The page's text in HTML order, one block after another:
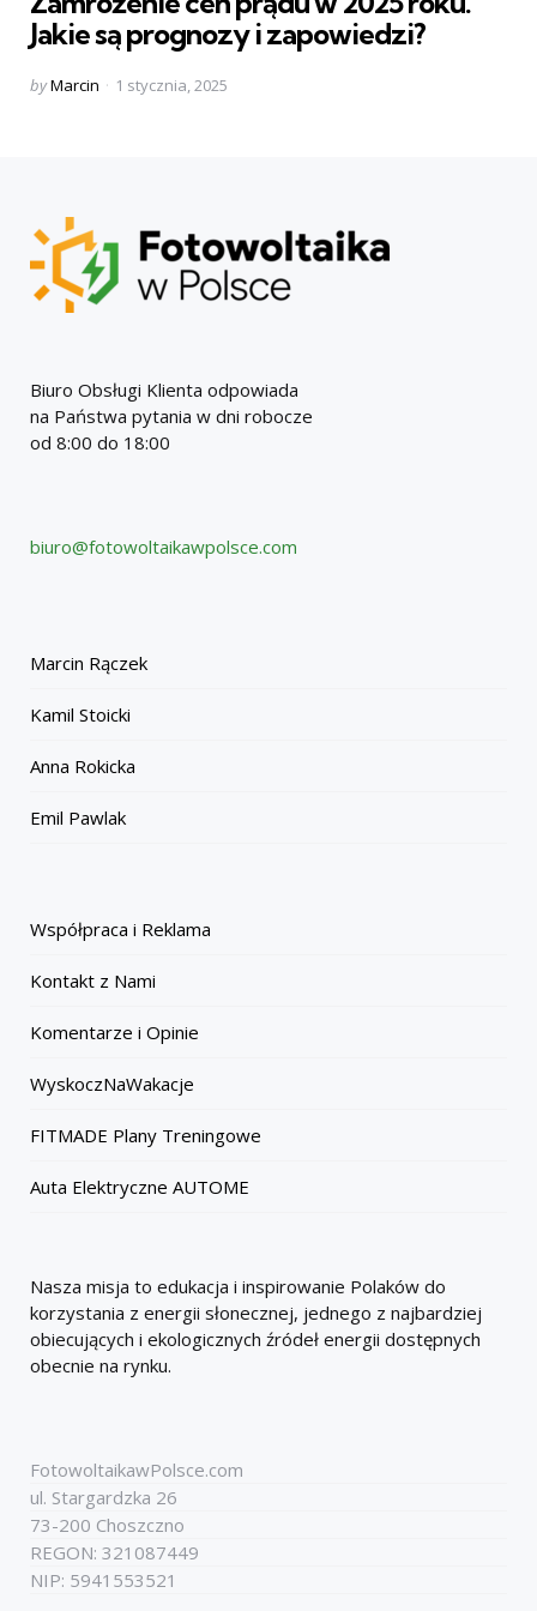
Jakie są prognozy i zapowiedzi?
Posted
byMarcin 1 stycznia, 2025
Biuro Obsługi Klienta odpowiada
na Państwa pytania w dni robocze
od 8:00 do 18:00
biuro@fotowoltaikawpolsce.com
Marcin Rączek
Kamil Stoicki
Anna Rokicka
Emil Pawlak
Współpraca i Reklama
Kontakt z Nami
Komentarze i Opinie
WyskoczNaWakacje
FITMADE Plany Treningowe
Auta Elektryczne AUTOME
Nasza misja to edukacja i inspirowanie Polaków do
korzystania z energii słonecznej, jednego z najbardziej
obiecujących i ekologicznych źródeł energii dostępnych
obecnie na rynku.
FotowoltaikawPolsce.com
ul. Stargardzka 26
73-200 Choszczno
REGON: 321087449
NIP: 5941553521